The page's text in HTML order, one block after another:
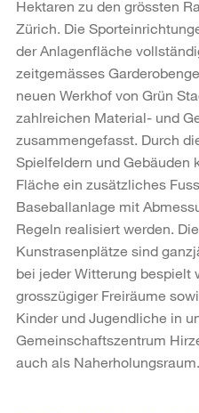
Hektaren zu den grössten
Zürich. Die
der Anlagenfläche
zeitgemässes
neuen Werkhof von Grün
zahlreichen Material- und
zusammengefasst. Durch
Spielfeldern und Gebäuden
Fläche ein zusätzliches
Baseballanlage mit
Regeln realisiert werden.
Kunstrasenplätze sind
bei jeder Witterung bespielt
grosszügiger Freiräume
Kinder und Jugendliche in
Gemeinschaftszentrum
auch als Naherholungsraum.